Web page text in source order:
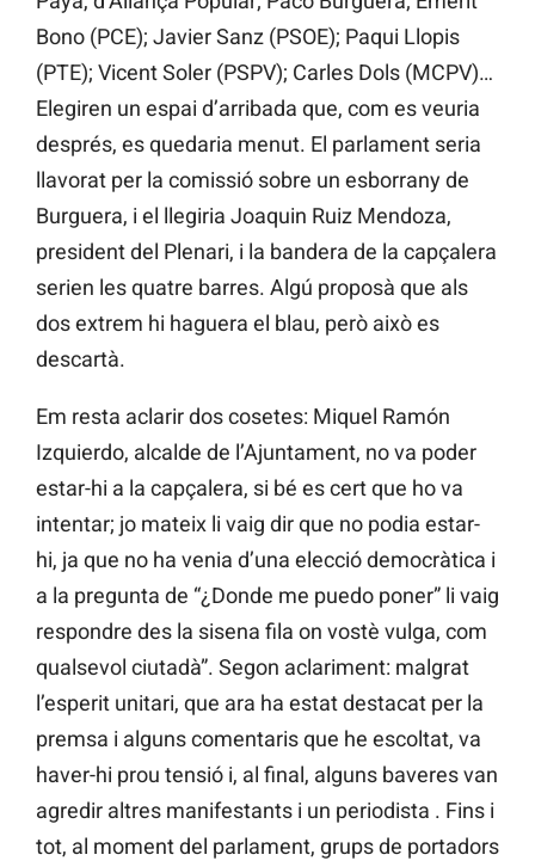
Bono (PCE); Javier Sanz (PSOE); Paqui Llopis
(PTE); Vicent Soler (PSPV); Carles Dols (MCPV)…
Elegiren un espai d’arribada que, com es veuria
després, es quedaria menut. El parlament seria
llavorat per la comissió sobre un esborrany de
Burguera, i el llegiria Joaquin Ruiz Mendoza,
president del Plenari, i la bandera de la capçalera
serien les quatre barres. Algú proposà que als
dos extrem hi haguera el blau, però això es
descartà.
Em resta aclarir dos cosetes: Miquel Ramón
Izquierdo, alcalde de l’Ajuntament, no va poder
estar-hi a la capçalera, si bé es cert que ho va
intentar; jo mateix li vaig dir que no podia estar-
hi, ja que no ha venia d’una elecció democràtica i
a la pregunta de “¿Donde me puedo poner” li vaig
respondre des la sisena fila on vostè vulga, com
qualsevol ciutadà”. Segon aclariment: malgrat
l’esperit unitari, que ara ha estat destacat per la
premsa i alguns comentaris que he escoltat, va
haver-hi prou tensió i, al final, alguns baveres van
agredir altres manifestants i un periodista . Fins i
tot, al moment del parlament, grups de portadors